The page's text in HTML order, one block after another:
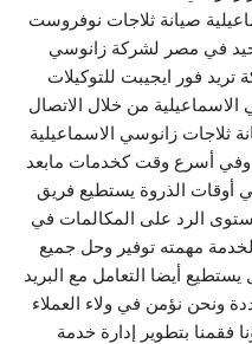
صيانة ثلاجات نوفروست
في مصر لشركة زانوسي
تريد فور ايجيبت للتوكيلات
من خلال الاتصال
ثلاجات زانوسي الاسماعيلية
وفي أسرع وقت كخدمات مابعد
أوقات الذروة يستطيع فريق
الرد على المكالمات في
الخدمة مهمته توفير وحل جميع
أيضا التعامل مع البريد
ونحن نؤمن في ولاء العملاء
فقمنا بتطوير إدارة خدمة